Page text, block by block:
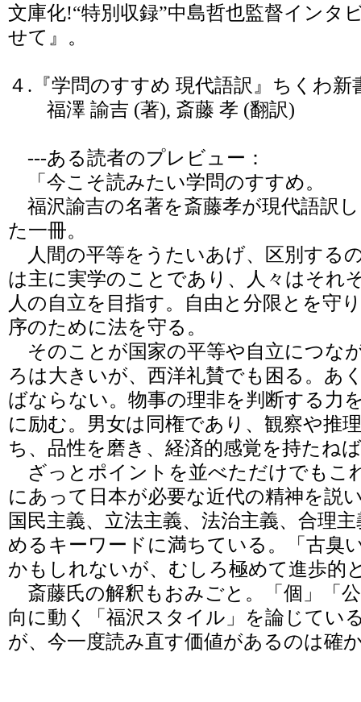
文庫化!“特別収録”中島哲也監督インタ
せて』。
４.『学問のすすめ 現代語訳』ちくわ
福澤 諭吉 (著), 斎藤 孝 (翻訳)
---ある読者のプレビュー：
「今こそ読みたい学問のすすめ。
福沢諭吉の名著を斎藤孝が現代語訳
た一冊。
人間の平等をうたいあげ、区別する
は主に実学のことであり、人々はそれ
人の自立を目指す。自由と分限とを守
序のために法を守る。
そのことが国家の平等や自立につな
ろは大きいが、西洋礼賛でも困る。あ
ばならない。物事の理非を判断する力
に励む。男女は同権であり、観察や推
ち、品性を磨き、経済的感覚を持たね
ざっとポイントを並べただけでもこ
にあって日本が必要な近代の精神を説
国民主義、立法主義、法治主義、合理
めるキーワードに満ちている。「古臭
かもしれないが、むしろ極めて進歩的
斎藤氏の解釈もおみごと。「個」「
向に動く「福沢スタイル」を論じてい
が、今一度読み直す価値があるのは確